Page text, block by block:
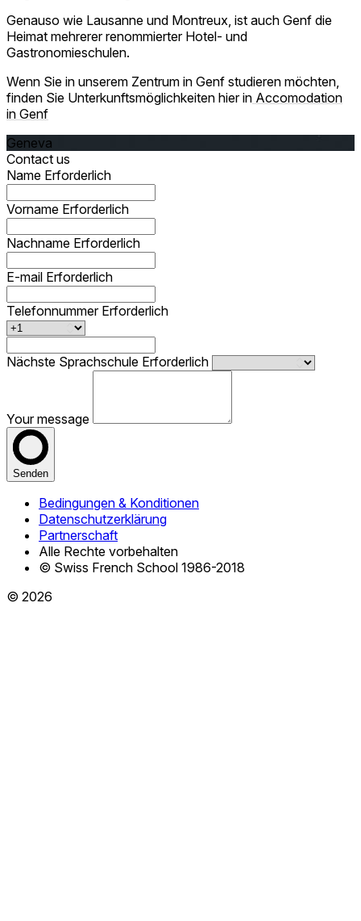
Genauso wie Lausanne und Montreux, ist auch Genf die
Heimat mehrerer renommierter Hotel- und
Gastronomieschulen.
Wenn Sie in unserem Zentrum in Genf studieren möchten,
finden Sie Unterkunftsmöglichkeiten hier in Accomodation
in Genf
Geneva
Contact us
Name Erforderlich
Vorname Erforderlich
Nachname Erforderlich
E-mail Erforderlich
Telefonnummer Erforderlich
Nächste Sprachschule Erforderlich
Your message
Senden
Bedingungen & Konditionen
Datenschutzerklärung
Partnerschaft
Alle Rechte vorbehalten
© Swiss French School 1986-2018
© 2026